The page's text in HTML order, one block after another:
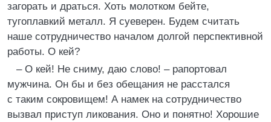
загорать и драться. Хоть молотком бейте,
тугоплавкий металл. Я суеверен. Будем считать
наше сотрудничество началом долгой перспективной
работы. О кей?
– О кей! Не сниму, даю слово! – рапортовал
мужчина. Он бы и без обещания не расстался
с таким сокровищем! А намек на сотрудничество
вызвал приступ ликования. Оно и понятно! Хорошие